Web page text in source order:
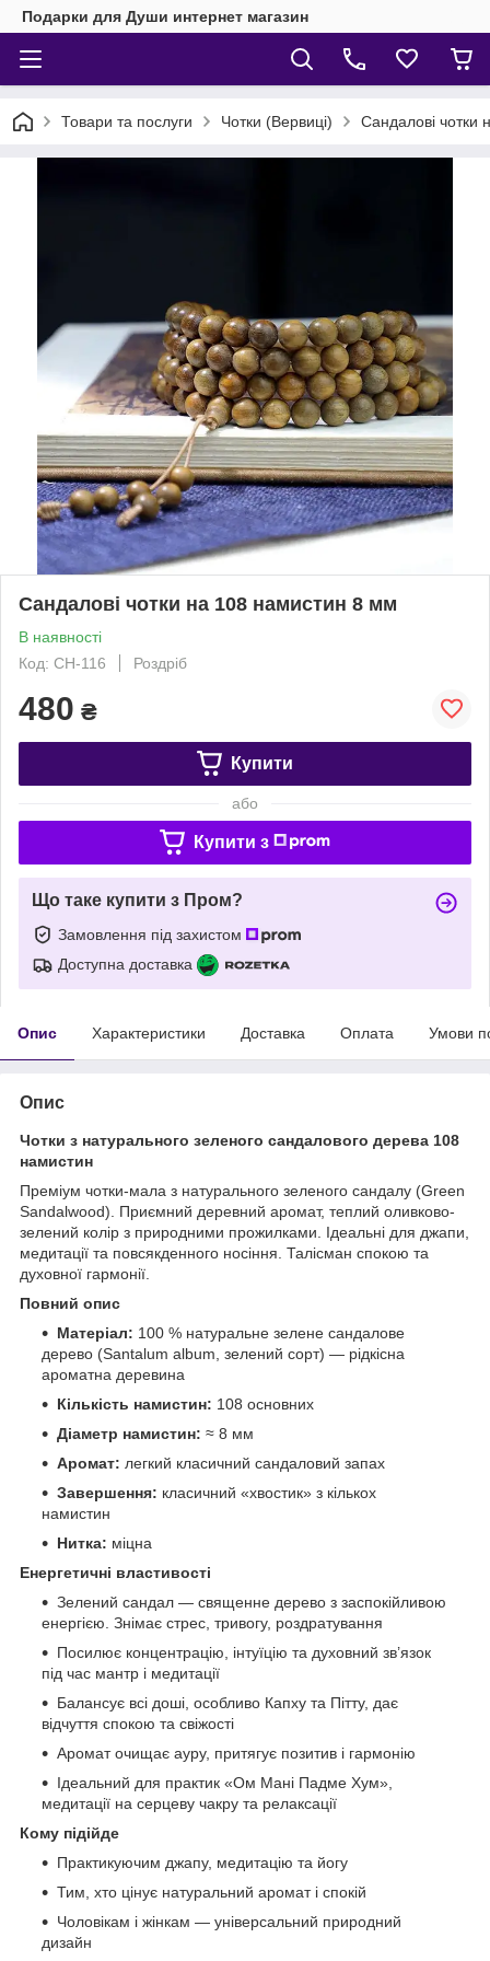
Подарки для Души интернет магазин
Товари та послуги Чотки (Вервиці) Сандалові
Сандалові чотки на 108 намистин 8 мм
В наявності
Код: CH-116
Роздріб
480 ₴
Купити
або
Купити з
Що таке купити з Пром?
Замовлення під захистом
Доступна доставка
Опис Характеристики Доставка Оплата Умови
Опис
Чотки з натурального зеленого сандалового дерева 108
намистин
Преміум чотки-мала з натурального зеленого сандалу (Green
Sandalwood). Приємний деревний аромат, теплий оливково-
зелений колір з природними прожилками. Ідеальні для джапи,
медитації та повсякденного носіння. Талісман спокою та
духовної гармонії.
Повний опис
Матеріал: 100 % натуральне зелене сандалове
дерево (Santalum album, зелений сорт) — рідкісна
ароматна деревина
Кількість намистин: 108 основних
Діаметр намистин: ≈ 8 мм
Аромат: легкий класичний сандаловий запах
Завершення: класичний «хвостик» з кількох
намистин
Нитка: міцна
Енергетичні властивості
Зелений сандал — священне дерево з заспокійливою
енергією. Знімає стрес, тривогу, роздратування
Посилює концентрацію, інтуїцію та духовний зв’язок
під час мантр і медитації
Балансує всі доші, особливо Капху та Пітту, дає
відчуття спокою та свіжості
Аромат очищає ауру, притягує позитив і гармонію
Ідеальний для практик «Ом Мані Падме Хум»,
медитації на серцеву чакру та релаксації
Кому підійде
Практикуючим джапу, медитацію та йогу
Тим, хто цінує натуральний аромат і спокій
Чоловікам і жінкам — універсальний природний
дизайн